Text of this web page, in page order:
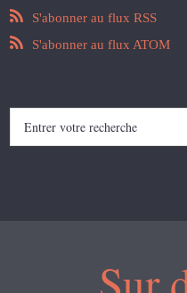
S'abonner au flux RSS
S'abonner au flux ATOM